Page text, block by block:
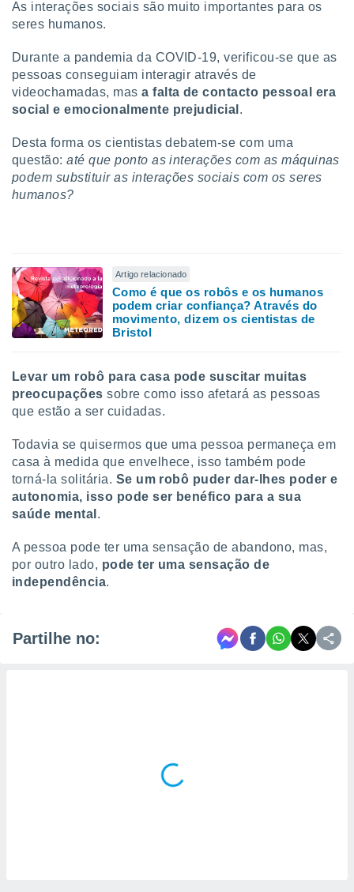
As interações sociais são muito importantes para os
seres humanos.
Durante a pandemia da COVID-19, verificou-se que as
pessoas conseguiam interagir através de
videochamadas, masa falta de contacto pessoal era
social e emocionalmente prejudicial .
Desta forma os cientistas debatem-se com uma
questão:até que ponto as interações com as máquinas
podem substituir as interações sociais com os seres
humanos?
Artigo relacionado
Como é que os robôs e os humanos
podem criar confiança? Através do
movimento, dizem os cientistas de
Bristol
Levar um robô para casa pode suscitar muitas
preocupações sobre como isso afetará as pessoas
que estão a ser cuidadas.
Todavia se quisermos que uma pessoa permaneça em
casa à medida que envelhece, isso também pode
torná-la solitária. Se um robô puder dar-lhes poder e
autonomia, isso pode ser benéfico para a sua
saúde mental .
A pessoa pode ter uma sensação de abandono, mas,
por outro lado, pode ter uma sensação de
independência.
Partilhe no: